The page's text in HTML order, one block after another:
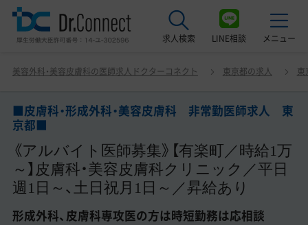
求人検索 LINE相談 メニュー
美容クリニック見学ご希望の方はこちら
サービス紹介
ドクターコネクトの強み
エージェント紹介
美容外科・美容皮膚科の医師求人ドクターコネクト 東京都の求人 東
■皮膚科・形成外科・美容皮膚科 非常勤医師求人 東
京都■
《アルバイト医師募集》【有楽町／時給1万
～】皮膚科・美容皮膚科クリニック／平日
週1日～、土日祝月1日～／昇給あり
形成外科、皮膚科専攻医の方は時短勤務は応相談
■皮膚科・形成外科・美容皮膚科 非常勤医師求人 東京都
■ 《アルバイト医師募集》【有楽町／時給1万～】皮膚科・美
あり 形成外科、皮膚科専攻医の方は時短勤務は応相談